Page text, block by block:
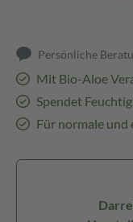
Persönliche
Mit Bio-Aloe
Spendet
Für normale und